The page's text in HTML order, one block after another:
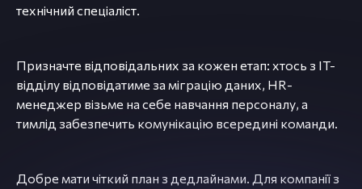
технічний спеціаліст.
Призначте відповідальних за кожен етап: хтось з IT-
відділу відповідатиме за міграцію даних, HR-
менеджер візьме на себе навчання персоналу, а
тимлід забезпечить комунікацію всередині команди.
Добре мати чіткий план з дедлайнами. Для компанії з